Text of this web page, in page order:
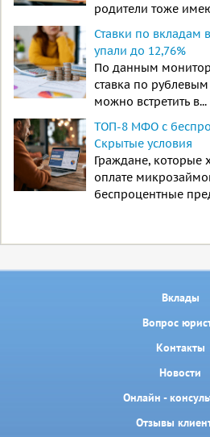
родители тоже
Ставки по вкладам
упали до 12,76%
По данным
ставка по
можно встретить в...
ТОП-8 МФО с
Скрытые условия
Граждане, которые
оплате
беспроцентные
Вклады
Вопрос
Контакты
Новости
Онлайн -
Отзывы